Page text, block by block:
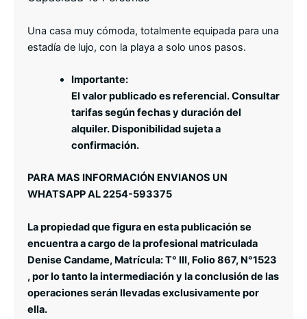
Una casa muy cómoda, totalmente equipada para una
estadía de lujo, con la playa a solo unos pasos.
Importante:
El valor publicado es referencial. Consultar
tarifas según fechas y duración del
alquiler. Disponibilidad sujeta a
confirmación.
PARA MAS INFORMACIÓN ENVIANOS UN
WHATSAPP AL 2254-593375
La propiedad que figura en esta publicación se
encuentra a cargo de la profesional matriculada
Denise Candame, Matrícula: T° III, Folio 867, N°1523
, por lo tanto la intermediación y la conclusión de las
operaciones serán llevadas exclusivamente por
ella.